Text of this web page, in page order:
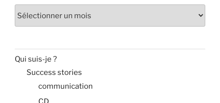
Qui suis-je ?
Success stories
communication